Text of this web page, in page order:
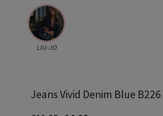
LIU-JO
Jeans Vivid Denim Blue B226